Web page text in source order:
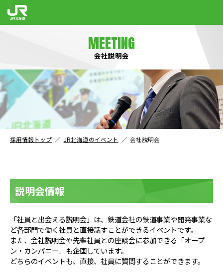
MEETING
会社説明会
採用情報トップ JR北海道のイベント 会社説明会
説明会情報
「社員と出会える説明会」は、鉄道会社の鉄道事業や開発事業な
ど各部門で働く社員と直接話すことができるイベントです。
また、会社説明会や先輩社員との座談会に参加できる「オープ
ン・カンパニー」も企画しています。
どちらのイベントも、直接、社員に質問することができます。